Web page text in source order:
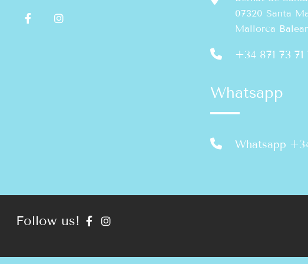
07320 Santa
Mallorca
+34 871 73 71
Whatsapp
Whatsapp
Follow us!